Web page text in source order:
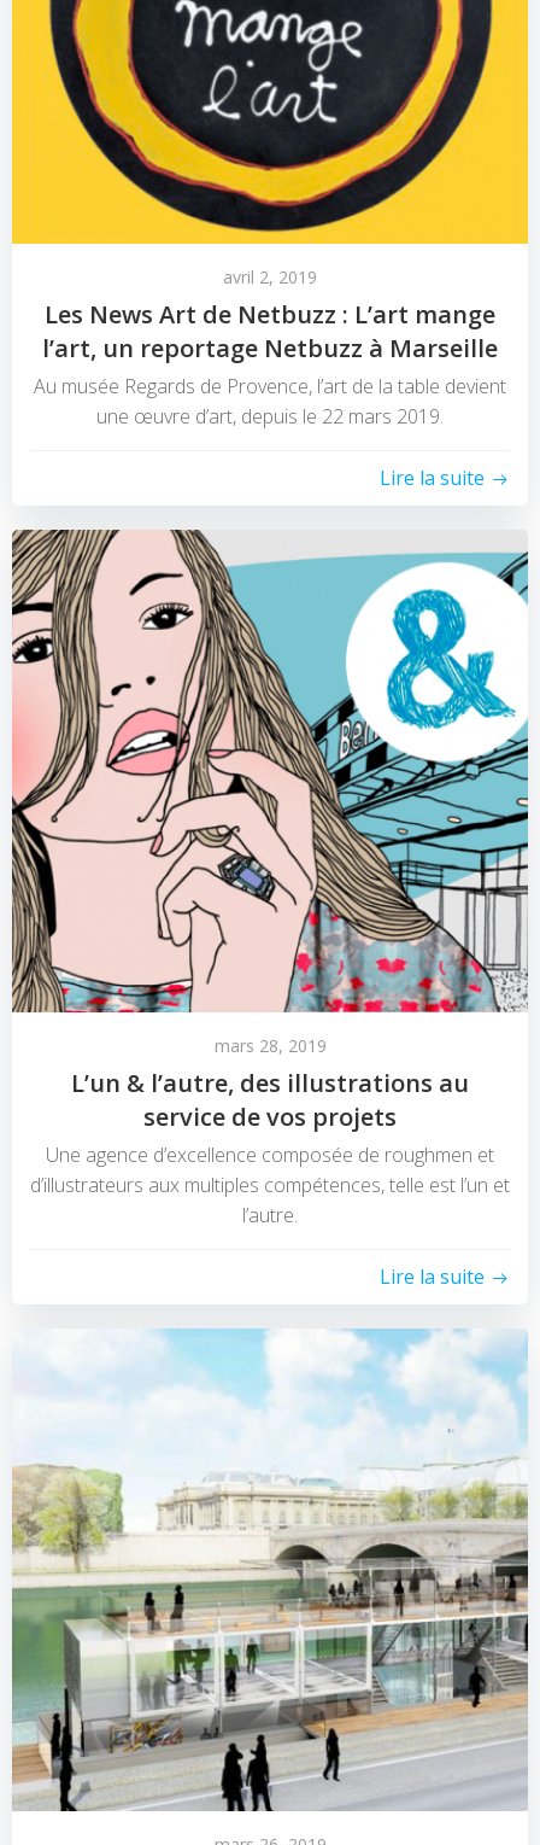
avril 2, 2019
Les News Art de Netbuzz : L’art mange
l’art, un reportage Netbuzz à Marseille
Au musée Regards de Provence, l’art de la table devient
une œuvre d’art, depuis le 22 mars 2019.
Lire la suite
mars 28, 2019
L’un & l’autre, des illustrations au
service de vos projets
Une agence d’excellence composée de roughmen et
d’illustrateurs aux multiples compétences, telle est l’un et
l’autre.
Lire la suite